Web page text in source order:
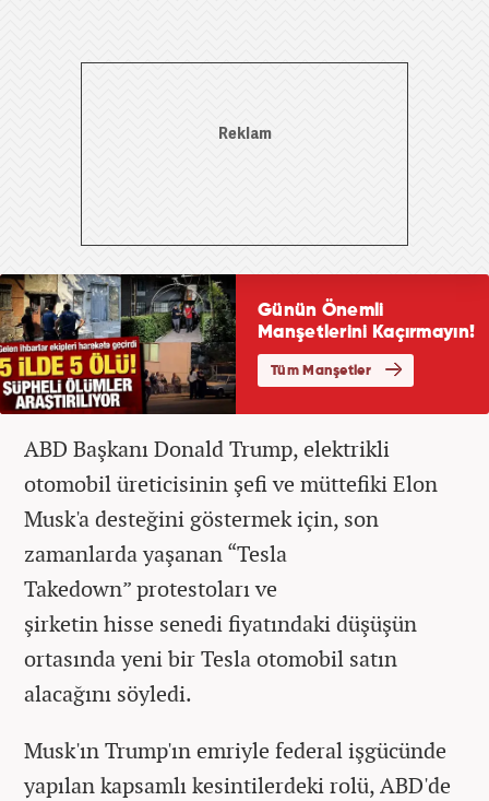
ABD Başkanı Donald Trump, elektrikli
otomobil üreticisinin şefi ve müttefiki Elon
Musk'a desteğini göstermek için, son
zamanlarda yaşanan “Tesla
Takedown” protestoları ve
şirketin hisse senedi fiyatındaki düşüşün
ortasında yeni bir Tesla otomobil satın
alacağını söyledi.
Musk'ın Trump'ın emriyle federal işgücünde
yapılan kapsamlı kesintilerdeki rolü, ABD'de